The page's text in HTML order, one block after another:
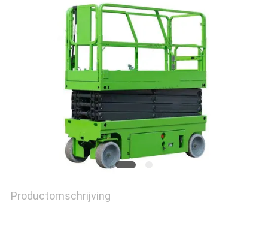
PRIVACYBELEID
Productomschrijving